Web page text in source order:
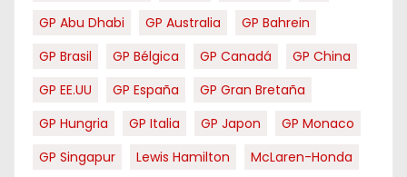
GP Abu Dhabi
GP Australia
GP Bahrein
GP Brasil
GP Bélgica GP Canadá
GP China
GP EE.UU
GP España
GP Gran Bretaña
GP Hungria
GP Italia GP Japon
GP Monaco
GP Singapur
Lewis Hamilton
McLaren-Honda